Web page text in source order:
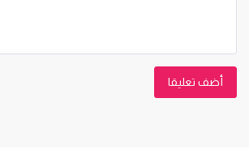
أضف تعليقا